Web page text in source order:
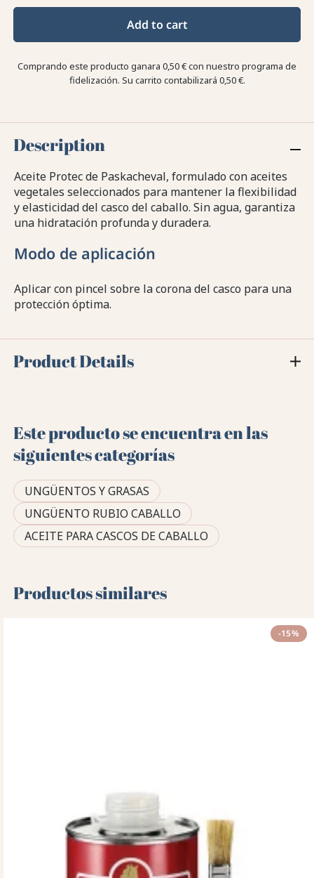
Add to cart
Comprando este producto ganara 0,50 €con nuestro programa de
fidelización. Su carrito contabilizará 0,50 €.
Description
Aceite Protec de Paskacheval, formulado con aceites
vegetales seleccionados para mantener la flexibilidad
y elasticidad del casco del caballo. Sin agua, garantiza
una hidratación profunda y duradera.
Modo de aplicación
Aplicar con pincel sobre la corona del casco para una
protección óptima.
Product Details
Este producto se encuentra en las
siguientes categorías
UNGÜENTOS Y GRASAS
UNGÜENTO RUBIO CABALLO
ACEITE PARA CASCOS DE CABALLO
Productos similares
-15%